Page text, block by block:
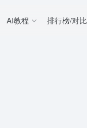
AI教程 排行榜/对比